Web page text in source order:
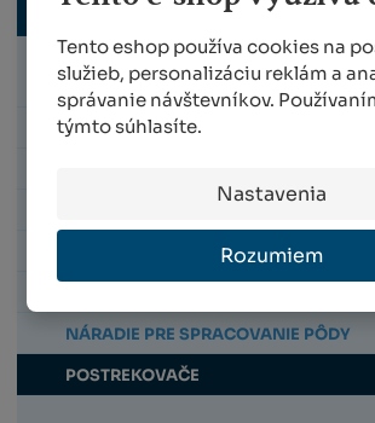
Tento eshop používa cookies na
služieb, personalizáciu reklám a
správanie návštevníkov.
týmto súhlasíte.
Nastavenia
Rozumiem
ELEKTRICKÉ NÁRADIE
ZÁHRADNÉ NOŽNICE
NOŽNICE NA TRÁVU
NÁRADIE PRE SPRACOVANIE PÔDY
POSTREKOVAČE